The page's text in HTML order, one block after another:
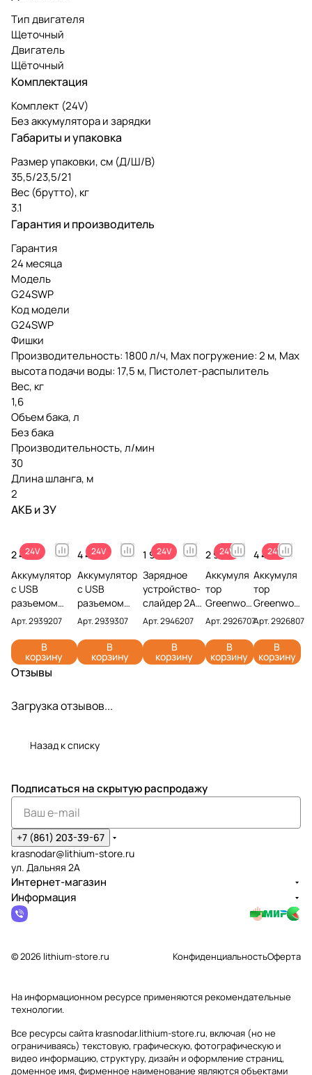
Тип двигателя
Щеточный
Двигатель
Щёточный
Комплектация
Комплект (24V)
Без аккумулятора и зарядки
Габариты и упаковка
Размер упаковки, см (Д/Ш/В)
35,5/23,5/21
Вес (брутто), кг
3.1
Гарантия и производитель
Гарантия
24 месяца
Модель
G24SWP
Код модели
G24SWP
Фишки
Производительность: 1800 л/ч, Мах погружение: 2 м, Мах
высота подачи воды: 17,5 м, Пистолет-распылитель
Вес, кг
1,6
Объем бака, л
Без бака
Производительность, л/мин
30
Длина шланга, м
2
АКБ и ЗУ
24V
2 490 ₽
Аккумулятор
с USB
разъемом
Greenworks
G24USB2 24V
2939207 (2
Ач)
Арт.2939207
В
корзину
24V
4 490 ₽
Аккумулятор
с USB
разъемом
Greenworks
G24USB4 24V
2939307 (4
Ач)
Арт.2939307
В
корзину
24V
1 990 ₽
Зарядное
устройство-
слайдер 2А
Greenworks
G24UC2 24V
2946207
Арт.2946207
В
корзину
24V
2 990 ₽
Аккумуля
тор
Greenwor
ks G24B2
24V
2926707
(2 Ач)
Арт.2926707
В
корзину
24V
4 491 ₽
Аккумуля
тор
Greenwor
ks G24B4
24V
2926807
(4 Ач)
Арт.2926807
В
корзину
Отзывы
Загрузка отзывов...
Назад к списку
Подписаться на скрытую распродажу
+7 (861) 203-39-67
krasnodar@lithium-store.ru
ул. Дальняя 2А
Интернет-магазин
Информация
© 2026 lithium-store.ru КонфиденциальностьОферта
На информационном ресурсе применяютсярекомендательные
технологии.
Все ресурсы сайта krasnodar.lithium-store.ru, включая (но не
ограничиваясь) текстовую, графическую, фотографическую и
видео информацию, структуру, дизайн и оформление страниц,
доменное имя, фирменное наименование являются объектами